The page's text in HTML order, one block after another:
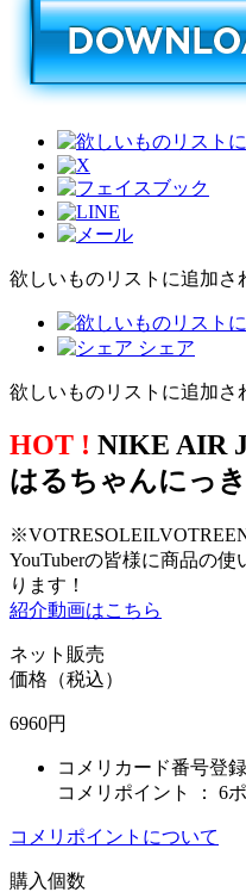
欲しいものリストに追加さ
シェア
欲しいものリストに追加さ
HOT ! NIKE AIR
はるちゃんにっき
YouTuberの皆様に商品の
ります！
紹介動画はこちら
ネット販売
価格（税込）
6960円
コメリカード番号登
コメリポイント ： 6
コメリポイントについて
購入個数